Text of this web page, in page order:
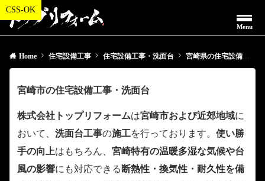
Menu
Home 住宅設備工事 住宅設備工事・洗面台 宮崎県の住宅設備工事・洗面台
宮崎市の住宅設備工事・洗面台
株式会社トップリフォームは宮崎市および近郊地域に
おいて、 洗面台工事の施工を行っております。 使い勝
手の向上はもちろん、 宮崎特有の温暖多湿な気候や台
風の影響にも対応できる 断熱性・換気性・耐久性を備